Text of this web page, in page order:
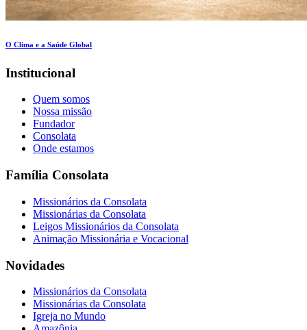
O Clima e a Saúde Global
Institucional
Quem somos
Nossa missão
Fundador
Consolata
Onde estamos
Família Consolata
Missionários da Consolata
Missionárias da Consolata
Leigos Missionários da Consolata
Animação Missionária e Vocacional
Novidades
Missionários da Consolata
Missionárias da Consolata
Igreja no Mundo